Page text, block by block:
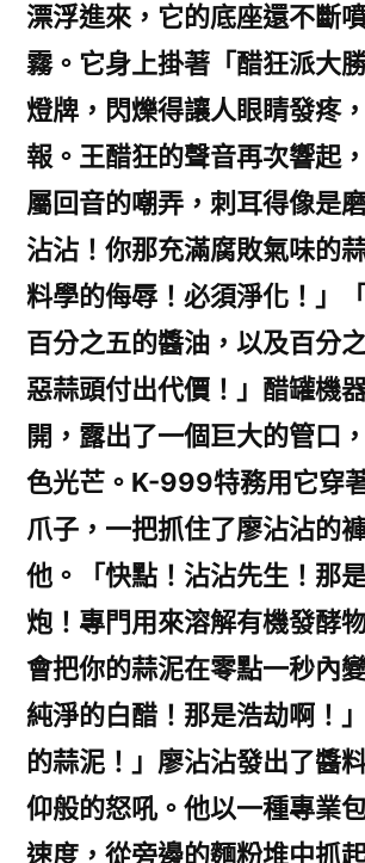
漂浮進來，它的底座還不斷
霧。它身上掛著「醋狂派大
燈牌，閃爍得讓人眼睛發疼
報。王醋狂的聲音再次響起
屬回音的嘲弄，刺耳得像是
沾沾！你那充滿腐敗氣味的
料學的侮辱！必須淨化！」
百分之五的醬油，以及百分
惡蒜頭付出代價！」醋罐機
開，露出了一個巨大的管口
色光芒。K-999特務用它穿
爪子，一把抓住了廖沾沾的
他。「快點！沾沾先生！那
炮！專門用來溶解有機發酵
會把你的蒜泥在零點一秒內
純淨的白醋！那是浩劫啊！
的蒜泥！」廖沾沾發出了醬
仰般的怒吼。他以一種專業
速度，從旁邊的麵粉堆中抓